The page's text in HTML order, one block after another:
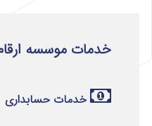
خدمات موسسه
خدمات حسابداری